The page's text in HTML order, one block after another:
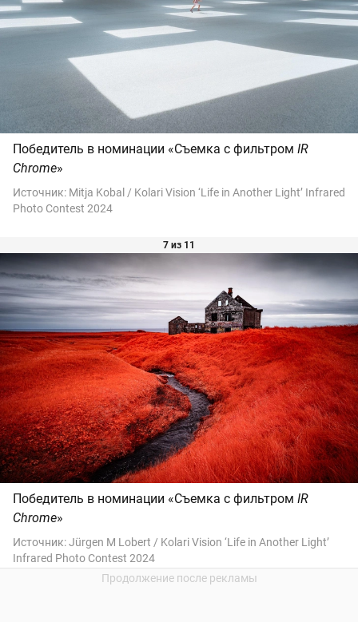
Победитель в номинации «Съемка с фильтром IR
Chrome»
Источник: Mitja Kobal / Kolari Vision ‘Life in Another Light’ Infrared
Photo Contest 2024
7 из 11
Победитель в номинации «Съемка с фильтром IR
Chrome»
Источник:Jürgen M Lobert / Kolari Vision ‘Life in Another Light’
Infrared Photo Contest 2024